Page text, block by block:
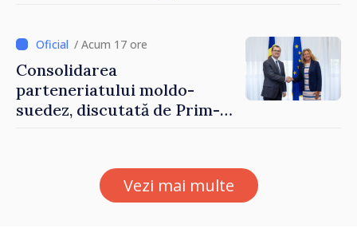
/ Acum 17 ore
Consolidarea
parteneriatului moldo-
suedez, discutată de Prim-
Petra Lärke
Vezi mai multe